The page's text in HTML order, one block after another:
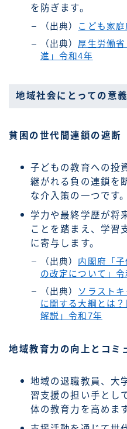
を防ぎます。
（出典）
こども家
（出典） 厚生労働
進」令和4年
地域社会にとっての意義
貧困の世代間連鎖の遮断
子どもの教育への投
継がれる負の連鎖を
な介入策の一つです。
学力や最終学歴が将
ことを踏まえ、学習
に寄与します。
（出典） 内閣府「
の改定について」令
（出典）
ソラスト
に関する大綱とは
解説」令和7年
地域教育力の向上とコミ
地域の退職教員、大
習支援の担い手とし
体の教育力を高めます